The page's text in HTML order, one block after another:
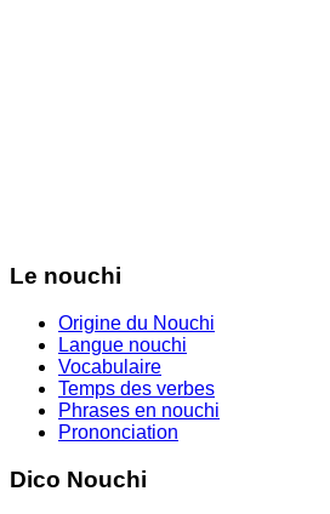
Le nouchi
Origine du Nouchi
Langue nouchi
Vocabulaire
Temps des verbes
Phrases en nouchi
Prononciation
Dico Nouchi